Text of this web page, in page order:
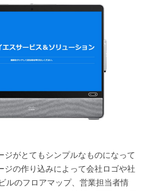
ジがとてもシンプルなものになって
ジの作り込みによって会社ロゴや社
ルのフロアマップ、営業担当者情